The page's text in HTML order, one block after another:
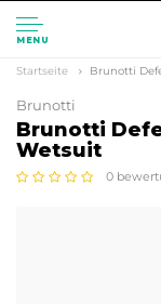
MENU
Startseite Brunotti
Brunotti
Brunotti
Wetsuit
0